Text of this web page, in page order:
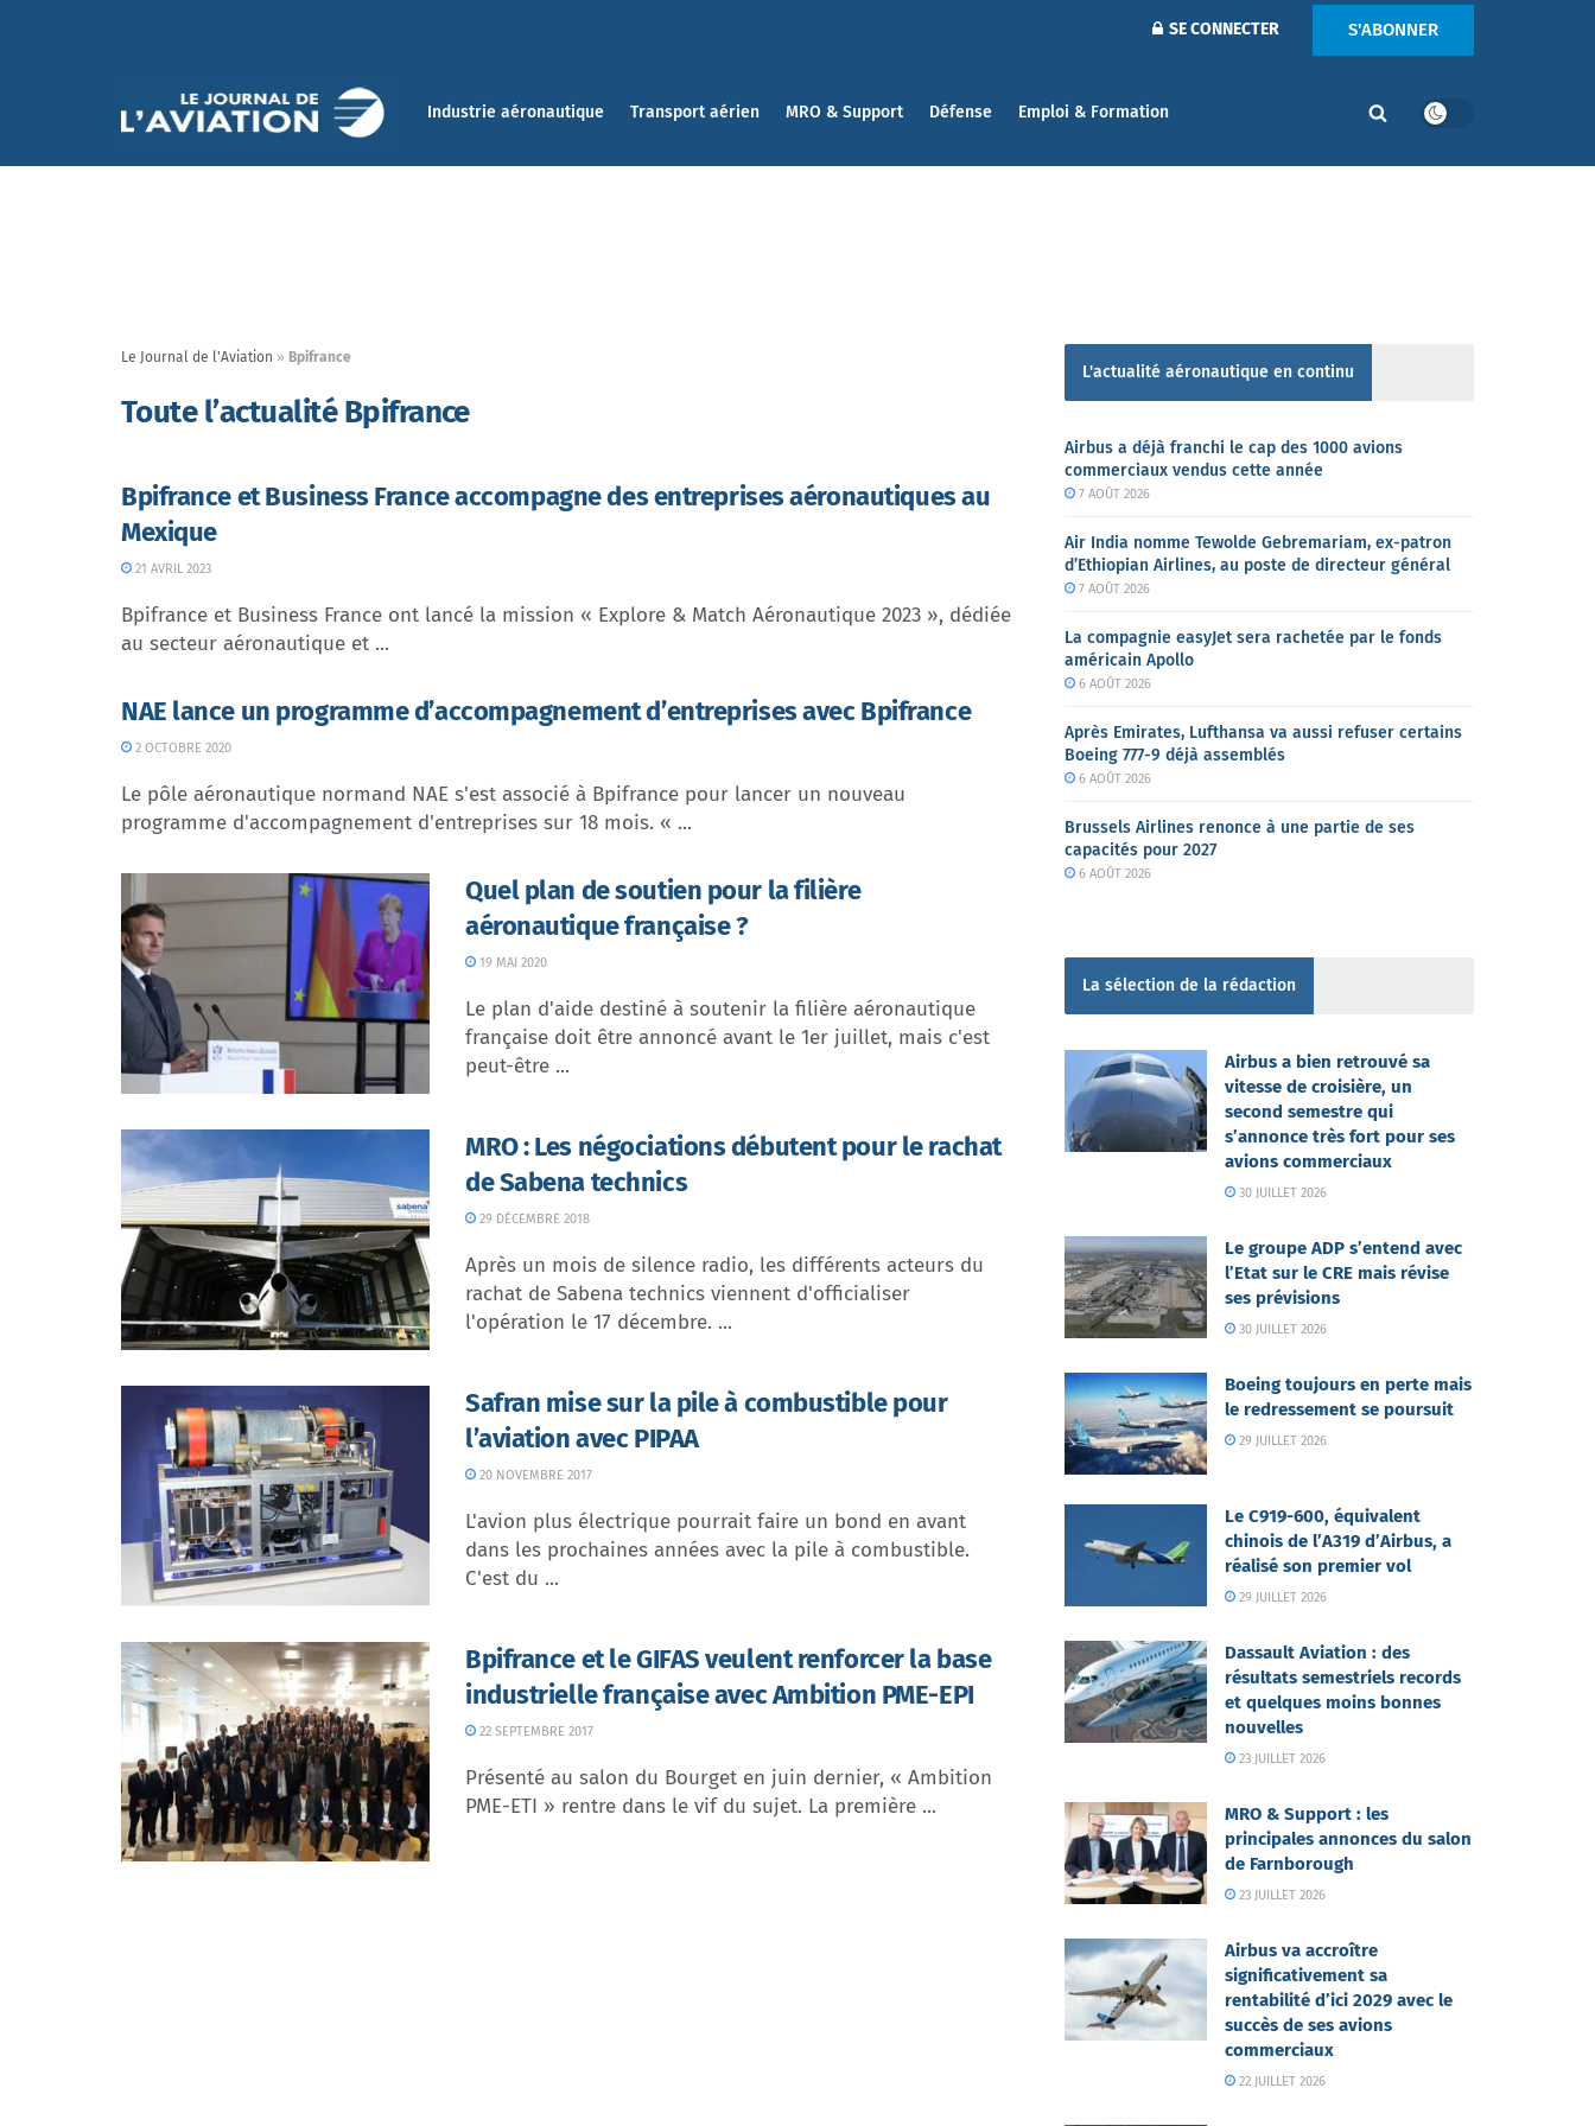
SE CONNECTER S'ABONNER
Industrie aéronautique Transport aérien MRO & Support Défense Emploi & Formation
Le Journal de l'Aviation » Bpifrance
Toute l’actualité Bpifrance
Bpifrance et Business France accompagne des entreprises aéronautiques au
Mexique
21 AVRIL 2023
Bpifrance et Business France ont lancé la mission « Explore & Match Aéronautique 2023 », dédiée
au secteur aéronautique et ...
NAE lance un programme d’accompagnement d’entreprises avec Bpifrance
2 OCTOBRE 2020
Le pôle aéronautique normand NAE s'est associé à Bpifrance pour lancer un nouveau
programme d'accompagnement d'entreprises sur 18 mois. « ...
Quel plan de soutien pour la filière
aéronautique française ?
19 MAI 2020
Le plan d'aide destiné à soutenir la filière aéronautique
française doit être annoncé avant le 1er juillet, mais c'est
peut-être ...
MRO : Les négociations débutent pour le rachat
de Sabena technics
29 DÉCEMBRE 2018
Après un mois de silence radio, les différents acteurs du
rachat de Sabena technics viennent d'officialiser
l'opération le 17 décembre. ...
Safran mise sur la pile à combustible pour
l’aviation avec PIPAA
20 NOVEMBRE 2017
L'avion plus électrique pourrait faire un bond en avant
dans les prochaines années avec la pile à combustible.
C'est du ...
Bpifrance et le GIFAS veulent renforcer la base
industrielle française avec Ambition PME-EPI
22 SEPTEMBRE 2017
Présenté au salon du Bourget en juin dernier, « Ambition
PME-ETI » rentre dans le vif du sujet. La première ...
L'actualité aéronautique en continu
Airbus a déjà franchi le cap des 1000 avions
commerciaux vendus cette année
7 AOÛT 2026
Air India nomme Tewolde Gebremariam, ex-patron
d’Ethiopian Airlines, au poste de directeur général
7 AOÛT 2026
La compagnie easyJet sera rachetée par le fonds
américain Apollo
6 AOÛT 2026
Après Emirates, Lufthansa va aussi refuser certains
Boeing 777-9 déjà assemblés
6 AOÛT 2026
Brussels Airlines renonce à une partie de ses
capacités pour 2027
6 AOÛT 2026
La sélection de la rédaction
Airbus a bien retrouvé sa
vitesse de croisière, un
second semestre qui
s’annonce très fort pour ses
avions commerciaux
30 JUILLET 2026
Le groupe ADP s’entend avec
l’Etat sur le CRE mais révise
ses prévisions
30 JUILLET 2026
Boeing toujours en perte mais
le redressement se poursuit
29 JUILLET 2026
Le C919-600, équivalent
chinois de l’A319 d’Airbus, a
réalisé son premier vol
29 JUILLET 2026
Dassault Aviation : des
résultats semestriels records
et quelques moins bonnes
nouvelles
23 JUILLET 2026
MRO & Support : les
principales annonces du salon
de Farnborough
23 JUILLET 2026
Airbus va accroître
significativement sa
rentabilité d’ici 2029 avec le
succès de ses avions
commerciaux
22 JUILLET 2026